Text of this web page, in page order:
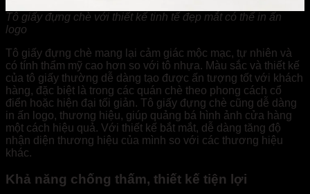
Tô giấy đựng chè với thiết kế tinh tế đẹp mắt có thể in ấn
logo
Tô giấy đựng chè mang lại cảm giác mộc mạc, tự nhiên và
có tính thẩm mỹ cao hơn so với tô nhựa. Màu sắc và thiết kế
của tô giấy thường dễ dàng tạo được ấn tượng tốt với khách
hàng, đặc biệt là trong các quán chè theo phong cách cổ
điển hoặc hiện đại tối giản. Tô giấy đựng chè cũng dễ dàng
in ấn logo, thương hiệu, giúp quảng bá hình ảnh cửa hàng
một cách hiệu quả. Với thiết kế bắt mắt, dễ dàng tăng độ
nhận diện thương hiệu của mình so với các thương hiệu
khác.
Khả năng chống thấm, thiết kế tiện lợi